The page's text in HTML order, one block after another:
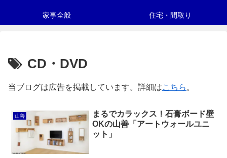
家事全般 住宅・間取り
CD・DVD
当ブログは広告を掲載しています。詳細はこちら 。
山善
まるでカラックス！石膏ボード壁
OKの山善「アートウォールユニ
ット」